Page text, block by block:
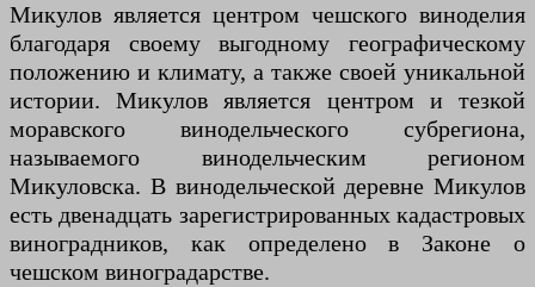
Микулов является центром чешского виноделия
благодаря своему выгодному географическому
положению и климату, а также своей уникальной
истории. Микулов является центром и тезкой
моравского винодельческого субрегиона,
называемого винодельческим регионом
Микуловска. В винодельческой деревне Микулов
есть двенадцать зарегистрированных кадастровых
виноградников, как определено в Законе о
чешском виноградарстве.